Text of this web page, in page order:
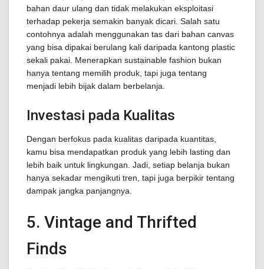
bahan daur ulang dan tidak melakukan eksploitasi
terhadap pekerja semakin banyak dicari. Salah satu
contohnya adalah menggunakan tas dari bahan canvas
yang bisa dipakai berulang kali daripada kantong plastic
sekali pakai. Menerapkan sustainable fashion bukan
hanya tentang memilih produk, tapi juga tentang
menjadi lebih bijak dalam berbelanja.
Investasi pada Kualitas
Dengan berfokus pada kualitas daripada kuantitas,
kamu bisa mendapatkan produk yang lebih lasting dan
lebih baik untuk lingkungan. Jadi, setiap belanja bukan
hanya sekadar mengikuti tren, tapi juga berpikir tentang
dampak jangka panjangnya.
5. Vintage and Thrifted
Finds